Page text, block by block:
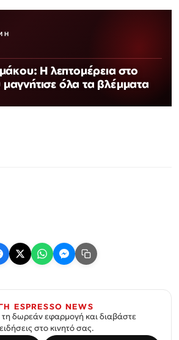
Η λεπτομέρεια στο
μαγνήτισε όλα τα βλέμματα
ESPRESSO NEWS
δωρεάν εφαρμογή και διαβάστε
στο κινητό σας.